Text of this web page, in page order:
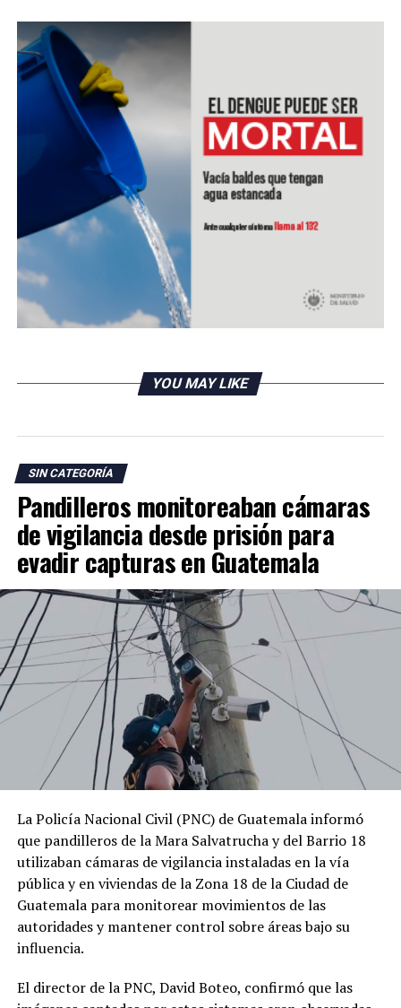
el distanciamiento social son obligatorios.
A la fecha, Cuba registra 20,060 casos de contagio desde
el inicio de la pandemia. Por lo que espera inmunizar en
las próximas semanas a un total de 150,000 personas,
como parte de sus ensayos con la vacuna Soberana 02,
creada por sus propios laboratorios.
RELATED TOPICS:
UP NEXT
Estados Unidos superaría las 510 mil muertes por covid-
19 en febrero
DON'T MISS
Actriz latina Jenna Ortega participará en nueva entrega
de Scream
YOU MAY LIKE
SIN CATEGORÍA
Pandilleros monitoreaban cámaras
de vigilancia desde prisión para
evadir capturas en Guatemala
La Policía Nacional Civil (PNC) de Guatemala informó
que pandilleros de la Mara Salvatrucha y del Barrio 18
utilizaban cámaras de vigilancia instaladas en la vía
pública y en viviendas de la Zona 18 de la Ciudad de
Guatemala para monitorear movimientos de las
autoridades y mantener control sobre áreas bajo su
influencia.
El director de la PNC, David Boteo, confirmó que las